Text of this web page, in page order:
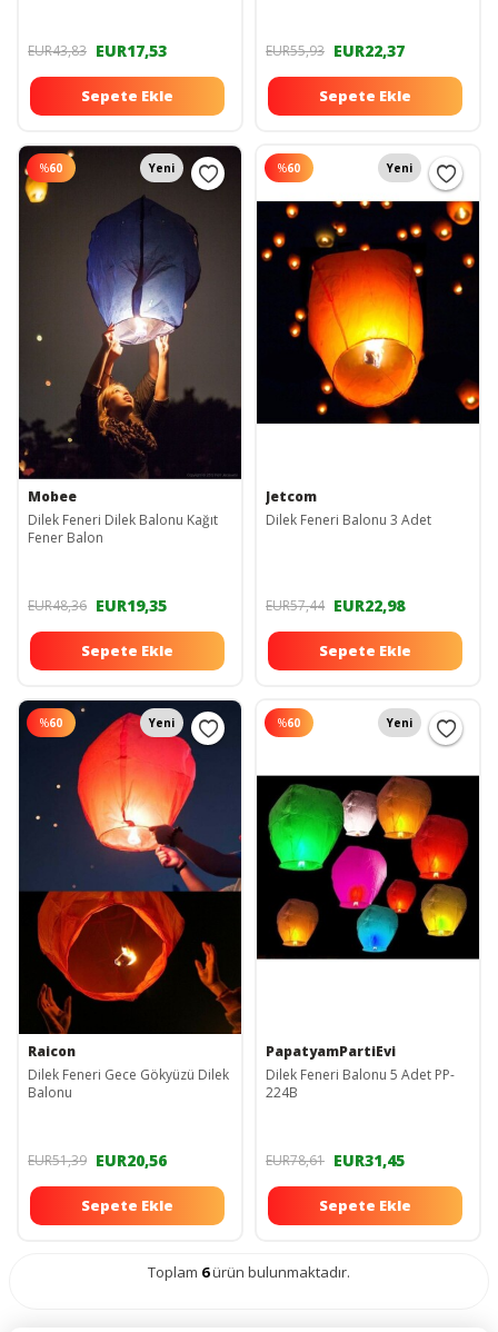
EUR43,83 EUR17,53
Sepete Ekle
EUR55,93 EUR22,37
Sepete Ekle
%60 Yeni
Mobee
Dilek Feneri Dilek Balonu Kağıt
Fener Balon
EUR48,36 EUR19,35
Sepete Ekle
%60 Yeni
Jetcom
Dilek Feneri Balonu 3 Adet
EUR57,44 EUR22,98
Sepete Ekle
%60 Yeni
Raicon
Dilek Feneri Gece Gökyüzü Dilek
Balonu
EUR51,39 EUR20,56
Sepete Ekle
%60 Yeni
PapatyamPartiEvi
Dilek Feneri Balonu 5 Adet PP-
224B
EUR78,61 EUR31,45
Sepete Ekle
Toplam 6ürün bulunmaktadır.